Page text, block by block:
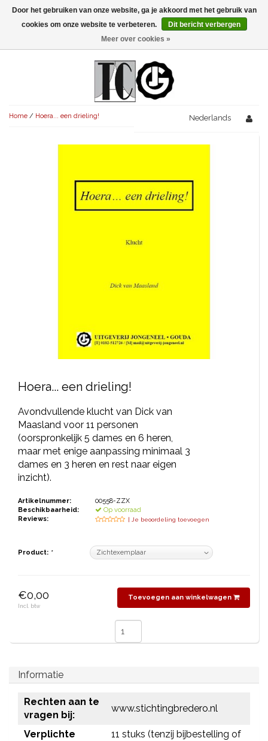
Menu
AVONDVULLEND (+75')
KORT (-30')
AVONDVULLEND (+75')
OVERIG (30'-75')
AVONDVULLEND (+75')
SPEKTAKELSTUKKEN
JUBILEUMSTUK
THEATERBOEKEN
SKETCHES
Home / Hoera... een drieling! Nederlands
Hoera... een drieling!
Avondvullende klucht van Dick van
Maasland voor 11 personen
(oorspronkelijk 5 dames en 6 heren,
maar met enige aanpassing minimaal 3
dames en 3 heren en rest naar eigen
inzicht).
Artikelnummer:
00558-ZZX
Beschikbaarheid:
Op voorraad
Reviews:
| Je beoordeling toevoegen
Product: *
€0,00
Incl. btw
Toevoegen aan winkelwagen
Informatie
Rechten aan te
vragen bij:
www.stichtingbredero.nl
Verplichte
11 stuks (tenzij bijbestelling of
Door het gebruiken van onze website, ga je akkoord met het gebruik van
cookies om onze website te verbeteren.
Dit bericht verbergen
Meer over cookies »